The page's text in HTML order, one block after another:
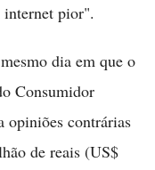
internet pior".
dia em que o
Consumidor
opiniões contrárias
de reais (US$